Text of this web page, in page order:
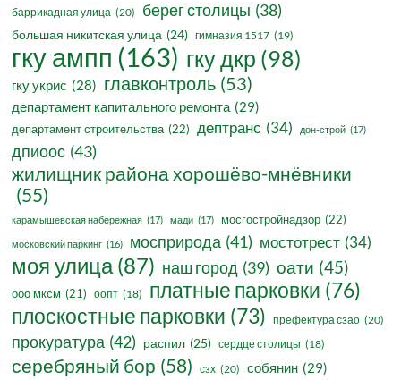
баррикадная улица (20) берег столицы (38)
большая никитская улица (24) гимназия 1517 (19)
гку ампп (163) гку дкр (98)
гку укрис (28) главконтроль (53)
департамент капитального ремонта (29)
департамент строительства (22) дептранс (34) дон-строй (17)
дпиоос (43)
жилищник района хорошёво-мнёвники
(55)
карамышевская набережная (17) мади (17) мосгостройнадзор (22)
московский паркинг (16) мосприрода (41) мостотрест (34)
моя улица(87) наш город (39) оати (45)
ооо мксм (21) оопт (18) платные парковки (76)
плоскостные парковки (73) префектура сзао (20)
прокуратура (42) распил (25) сердце столицы (18)
серебряный бор (58) сзх (20) собянин (29)